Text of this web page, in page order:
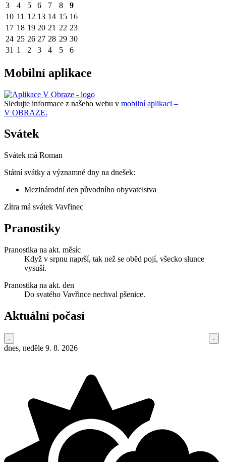
3
4 5 6 7 8
9
10 11 12 13 14 15 16
17 18 19 20 21 22 23
24 25 26 27 28 29 30
31 1 2 3 4 5 6
Mobilní aplikace
Sledujte informace z našeho webu v mobilní aplikaci –
V OBRAZE.
Svátek
Svátek má Roman
Státní svátky a významné dny na dnešek:
Mezinárodní den původního obyvatelstva
Zítra má svátek Vavřinec
Pranostiky
Pranostika na akt. měsíc
Když v srpnu naprší, tak než se oběd pojí, všecko slunce
vysuší.
Pranostika na akt. den
Do svatého Vavřince nechval pšenice.
Aktuální počasí
dnes, neděle 9. 8. 2026